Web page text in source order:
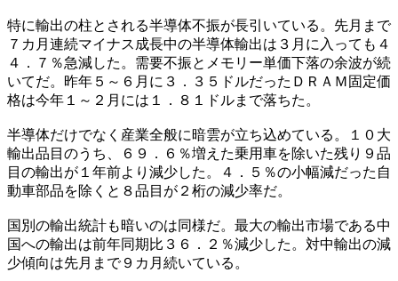
特に輸出の柱とされる半導体不振が長引いている。先月まで
７カ月連続マイナス成長中の半導体輸出は３月に入っても４
４．７％急減した。需要不振とメモリー単価下落の余波が続
いてだ。昨年５～６月に３．３５ドルだったＤＲＡＭ固定価
格は今年１～２月には１．８１ドルまで落ちた。
半導体だけでなく産業全般に暗雲が立ち込めている。１０大
輸出品目のうち、６９．６％増えた乗用車を除いた残り９品
目の輸出が１年前より減少した。４．５％の小幅減だった自
動車部品を除くと８品目が２桁の減少率だ。
国別の輸出統計も暗いのは同様だ。最大の輸出市場である中
国への輸出は前年同期比３６．２％減少した。対中輸出の減
少傾向は先月まで９カ月続いている。